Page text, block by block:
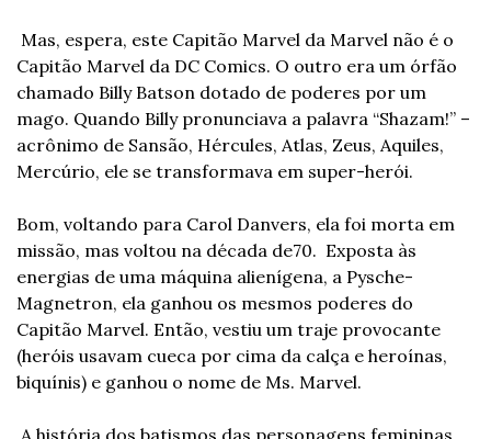
Mas, espera, este Capitão Marvel da Marvel não é o
Capitão Marvel da DC Comics. O outro era um órfão
chamado Billy Batson dotado de poderes por um
mago. Quando Billy pronunciava a palavra “Shazam!” –
acrônimo de Sansão, Hércules, Atlas, Zeus, Aquiles,
Mercúrio, ele se transformava em super-herói.
Bom, voltando para Carol Danvers, ela foi morta em
missão, mas voltou na década de70.  Exposta às
energias de uma máquina alienígena, a Pysche-
Magnetron, ela ganhou os mesmos poderes do
Capitão Marvel. Então, vestiu um traje provocante
(heróis usavam cueca por cima da calça e heroínas,
biquínis) e ganhou o nome de Ms. Marvel.